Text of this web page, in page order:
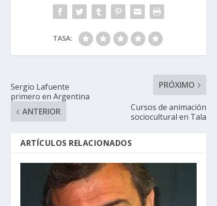
TASA:
Sergio Lafuente
primero en Argentina
ANTERIOR
PRÓXIMO
Cursos de animación
sociocultural en Tala
ARTÍCULOS RELACIONADOS